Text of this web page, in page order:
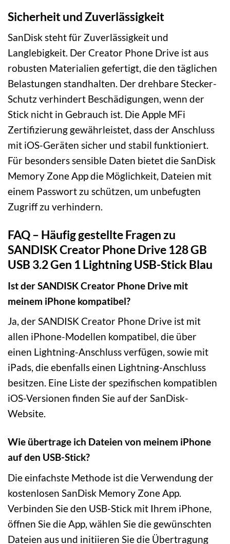
Sicherheit und Zuverlässigkeit
SanDisk steht für Zuverlässigkeit und
Langlebigkeit. Der Creator Phone Drive ist aus
robusten Materialien gefertigt, die den täglichen
Belastungen standhalten. Der drehbare Stecker-
Schutz verhindert Beschädigungen, wenn der
Stick nicht in Gebrauch ist. Die Apple MFi
Zertifizierung gewährleistet, dass der Anschluss
mit iOS-Geräten sicher und stabil funktioniert.
Für besonders sensible Daten bietet die SanDisk
Memory Zone App die Möglichkeit, Dateien mit
einem Passwort zu schützen, um unbefugten
Zugriff zu verhindern.
FAQ – Häufig gestellte Fragen zu
SANDISK Creator Phone Drive 128 GB
USB 3.2 Gen 1 Lightning USB-Stick Blau
Ist der SANDISK Creator Phone Drive mit
meinem iPhone kompatibel?
Ja, der SANDISK Creator Phone Drive ist mit
allen iPhone-Modellen kompatibel, die über
einen Lightning-Anschluss verfügen, sowie mit
iPads, die ebenfalls einen Lightning-Anschluss
besitzen. Eine Liste der spezifischen kompatiblen
iOS-Versionen finden Sie auf der SanDisk-
Website.
Wie übertrage ich Dateien von meinem iPhone
auf den USB-Stick?
Die einfachste Methode ist die Verwendung der
kostenlosen SanDisk Memory Zone App.
Verbinden Sie den USB-Stick mit Ihrem iPhone,
öffnen Sie die App, wählen Sie die gewünschten
Dateien aus und initiieren Sie die Übertragung